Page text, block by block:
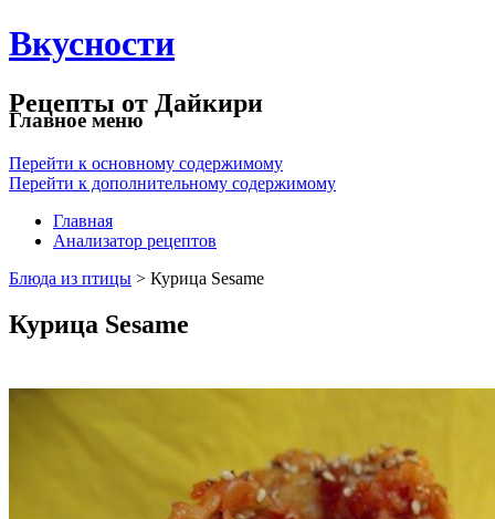
Вкусности
Рецепты от Дайкири
Главное меню
Перейти к основному содержимому
Перейти к дополнительному содержимому
Главная
Анализатор рецептов
Блюда из птицы > Курица Sesame
Курица Sesame